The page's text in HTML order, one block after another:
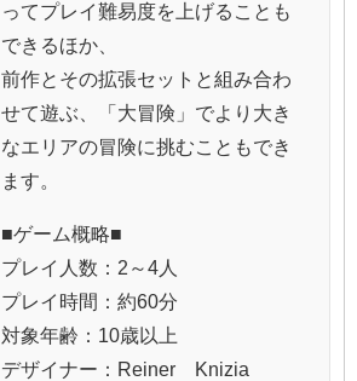
ってプレイ難易度を上げることも
できるほか、
前作とその拡張セットと組み合わ
せて遊ぶ、「大冒険」でより大き
なエリアの冒険に挑むこともでき
ます。
■ゲーム概略■
プレイ人数：2～4人
プレイ時間：約60分
対象年齢：10歳以上
デザイナー：Reiner Knizia